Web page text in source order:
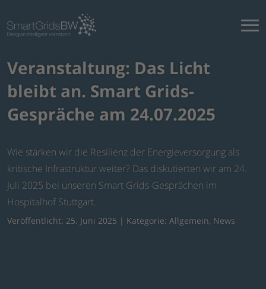
Veranstaltung: Das Licht
bleibt an. Smart Grids-
Gespräche am 24.07.2025
Wie stärken wir die Resilienz der Energieversorgung als
kritische Infrastruktur weiter? Das diskutierten wir am 24.
Juli 2025 bei unseren Smart Grids-Gesprächen im
Hospitalhof Stuttgart.
Veröffentlicht: 25. Juni 2025 | Kategorie: Allgemein, News